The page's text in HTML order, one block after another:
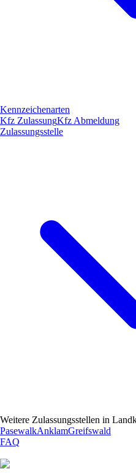
Kennzeichenarten
Kfz ZulassungKfz Abmeldung
Zulassungsstelle
Weitere Zulassungsstellen in
PasewalkAnklamGreifswald
FAQ